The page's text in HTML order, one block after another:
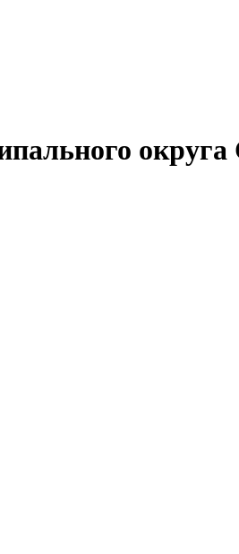
округа